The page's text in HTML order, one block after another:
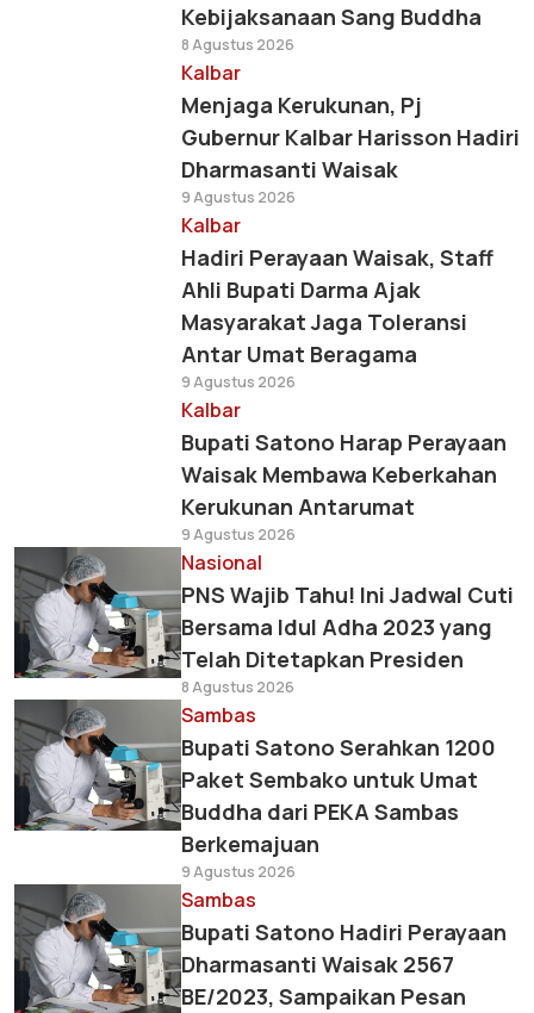
Kebijaksanaan Sang Buddha
8 Agustus 2026
Kalbar
Menjaga Kerukunan, Pj
Gubernur Kalbar Harisson Hadiri
Dharmasanti Waisak
9 Agustus 2026
Kalbar
Hadiri Perayaan Waisak, Staff
Ahli Bupati Darma Ajak
Masyarakat Jaga Toleransi
Antar Umat Beragama
9 Agustus 2026
Kalbar
Bupati Satono Harap Perayaan
Waisak Membawa Keberkahan
Kerukunan Antarumat
9 Agustus 2026
Nasional
PNS Wajib Tahu! Ini Jadwal Cuti
Bersama Idul Adha 2023 yang
Telah Ditetapkan Presiden
8 Agustus 2026
Sambas
Bupati Satono Serahkan 1200
Paket Sembako untuk Umat
Buddha dari PEKA Sambas
Berkemajuan
9 Agustus 2026
Sambas
Bupati Satono Hadiri Perayaan
Dharmasanti Waisak 2567
BE/2023, Sampaikan Pesan